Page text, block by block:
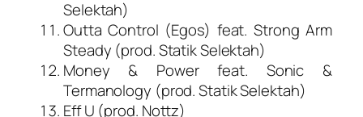
Selektah)
Outta Control (Egos) feat. Strong Arm
Steady (prod. Statik Selektah)
Money & Power feat. Sonic &
Termanology (prod. Statik Selektah)
Eff U (prod. Nottz)